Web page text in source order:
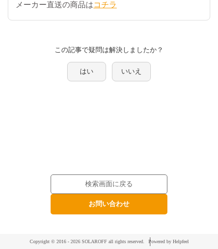
メーカー直送の商品はコチラ
この記事で疑問は解決しましたか？
はい いいえ
検索画面に戻る
お問い合わせ
Copyright © 2016 - 2026 SOLAROFF all rights reserved. Powered by Helpfeel